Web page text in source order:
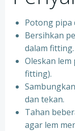
Potong pipa
Bersihkan
dalam fitting.
Oleskan lem
fitting).
dan tekan.
Tahan
agar lem